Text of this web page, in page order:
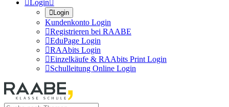
Login
Login
Kundenkonto Login
Registrieren bei RAABE
EduPage Login
RAAbits Login
Einzelkäufe & RAAbits Print Login
Schulleitung Online Login